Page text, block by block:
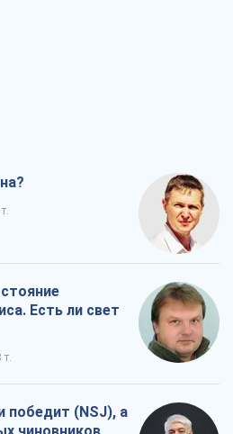
Есть ли свет
т.
победит (NSJ), а